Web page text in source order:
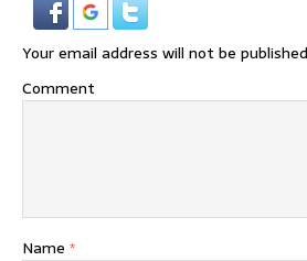
Your email address will not be
Comment
Name *